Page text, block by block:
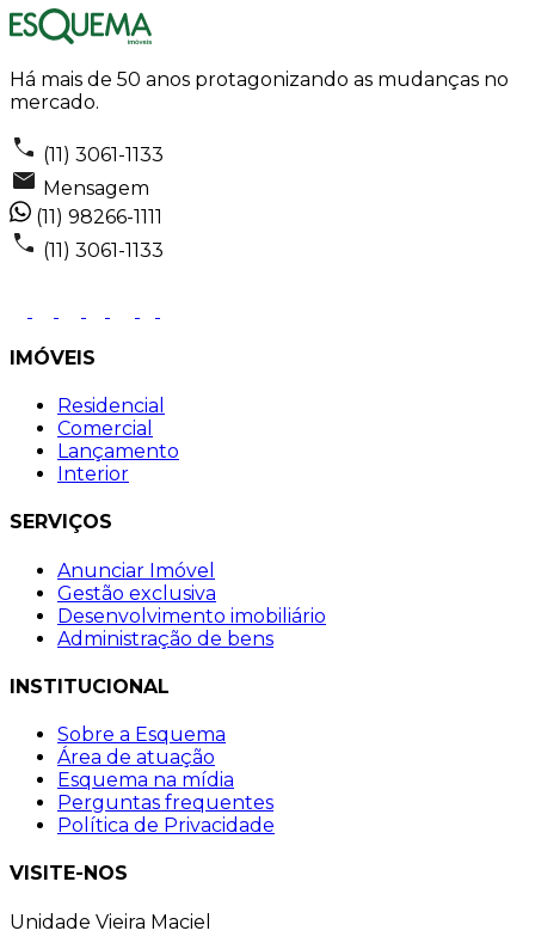
Há mais de 50 anos protagonizando as mudanças no
mercado.
(11) 3061-1133
Mensagem
(11) 98266-1111
(11) 3061-1133
IMÓVEIS
Residencial
Comercial
Lançamento
Interior
SERVIÇOS
Anunciar Imóvel
Gestão exclusiva
Desenvolvimento imobiliário
Administração de bens
INSTITUCIONAL
Sobre a Esquema
Área de atuação
Esquema na mídia
Perguntas frequentes
Política de Privacidade
VISITE-NOS
Unidade Vieira Maciel